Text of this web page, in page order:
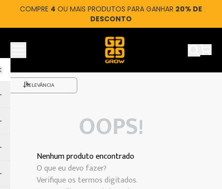
COMPRE 4 OU MAIS PRODUTOS PARA GANHAR 20% DE
DESCONTO
Ver
RELEVÂNCIA
OOPS!
Nenhum produto encontrado
O que eu devo fazer?
Verifique os termos digitados.